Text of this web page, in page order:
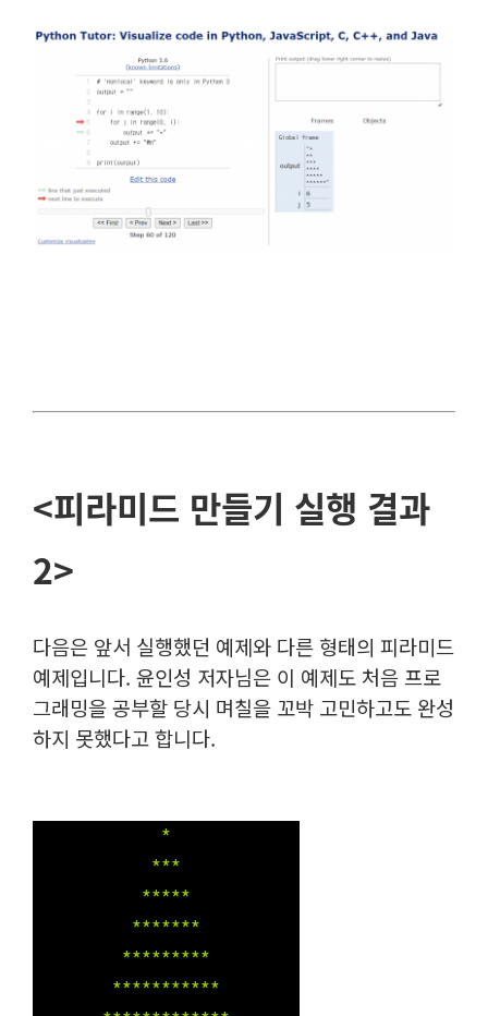
<피라미드 만들기 실행 결과
2>
다음은 앞서 실행했던 예제와 다른 형태의 피라미드
예제입니다. 윤인성 저자님은 이 예제도 처음 프로
그래밍을 공부할 당시 며칠을 꼬박 고민하고도 완성
하지 못했다고 합니다.
*
***
*****
*******
*********
***********